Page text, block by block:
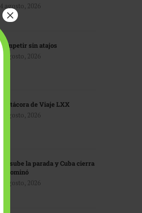
4 agosto, 2026
Competir sin atajos
4 agosto, 2026
Bitácora de Viaje LXX
3 agosto, 2026
EU sube la parada y Cuba cierra
el dominó
3 agosto, 2026
×